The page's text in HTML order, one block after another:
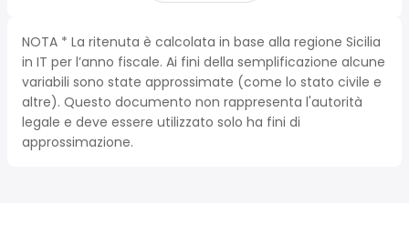
NOTA * La ritenuta è calcolata in base alla regione Sicilia
in IT per l’anno fiscale. Ai fini della semplificazione alcune
variabili sono state approssimate (come lo stato civile e
altre). Questo documento non rappresenta l'autorità
legale e deve essere utilizzato solo ha fini di
approssimazione.